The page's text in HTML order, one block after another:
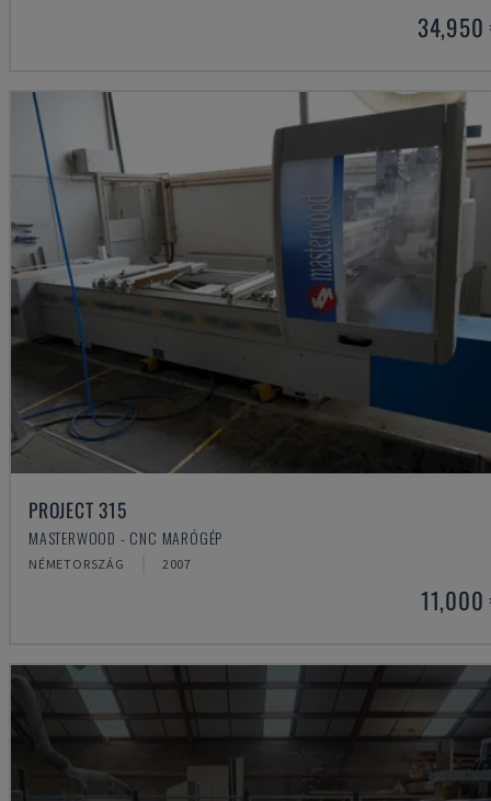
34,950
PROJECT 315
MASTERWOOD - CNC MARÓGÉP
NÉMETORSZÁG 2007
11,000